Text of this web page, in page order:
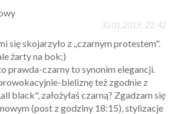
30.01.2019, 22:42
się skojarzyło z ,,czarnym protestem".
żarty na bok;)
prawda-czarny to synonim elegancji.
bieliznę też zgodnie z
black", założyłaś czarną? Zgadzam się
(post z godziny 18:15), stylizacje